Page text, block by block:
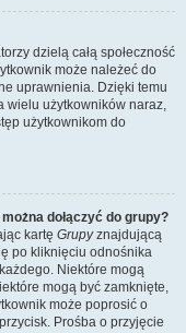
dzielą całą społeczność
może należeć do
uprawnienia. Dzięki temu
wielu użytkowników naraz,
użytkownikom do
dołączyć do grupy?
kartę Grupyznajdującą
po kliknięciu odnośnika
Niektóre mogą
mogą być zamknięte,
może poprosić o
Prośba o przyjęcie